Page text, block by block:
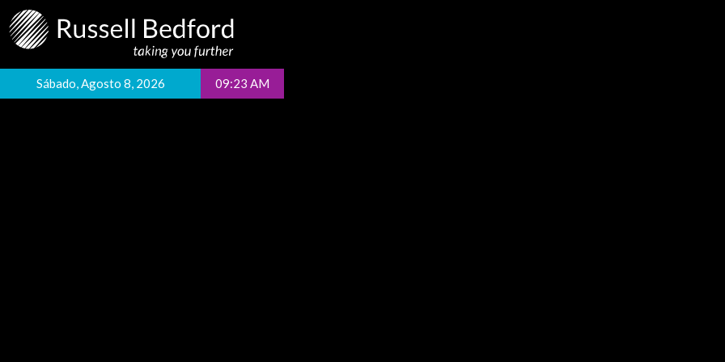
Sábado, Agosto 8, 2026 09:23 AM